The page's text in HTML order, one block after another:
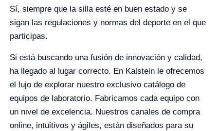
Sí, siempre que la silla esté en buen estado y se
sigan las regulaciones y normas del deporte en el que
participas.
Si está buscando una fusión de innovación y calidad,
ha llegado al lugar correcto. En Kalstein le ofrecemos
el lujo de explorar nuestro exclusivo catálogo de
equipos de laboratorio. Fabricamos cada equipo con
un nivel de excelencia. Nuestros canales de compra
online, intuitivos y ágiles, están diseñados para su